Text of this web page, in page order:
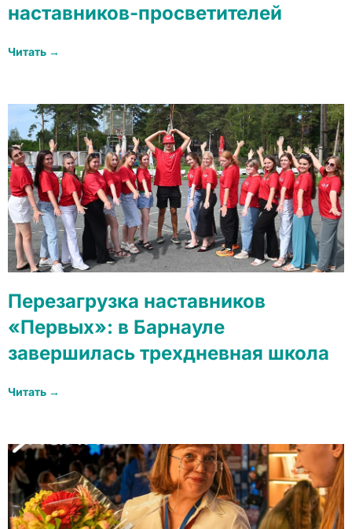
наставников-просветителей
Читать →
Перезагрузка наставников
«Первых»: в Барнауле
завершилась трехдневная школа
Читать →